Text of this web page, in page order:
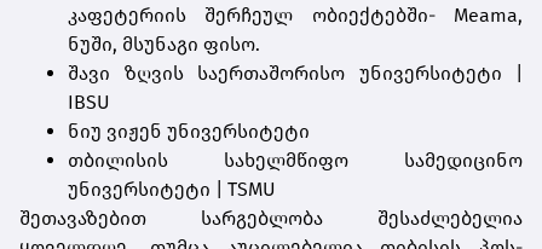
კაფეტერიის შერჩეულ ობიექტებში- Meama,
ნუში, მსუნაგი ფისო.
შავი ზღვის საერთაშორისო უნივერსიტეტი |
IBSU
ნიუ ვიჟენ უნივერსიტეტი
თბილისის სახელმწიფო სამედიცინო
უნივერსიტეტი | TSMU
შეთავაზებით სარგებლობა შესაძლებელია